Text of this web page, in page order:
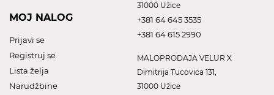
MOJ NALOG
Prijavi se
Registruj se
Lista želja
Narudžbine
31000 Užice
+381 64 645 3535
+381 64 615 2990
MALOPRODAJA VELUR X
Dimitrija Tucovica 131,
31000 Užice